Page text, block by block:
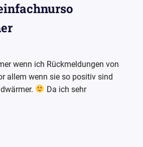
wenn ich Rückmeldungen von
allem wenn sie so positiv sind
Da ich sehr